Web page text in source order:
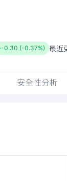
-0.30 (-0.37%) 最近
安全性分析